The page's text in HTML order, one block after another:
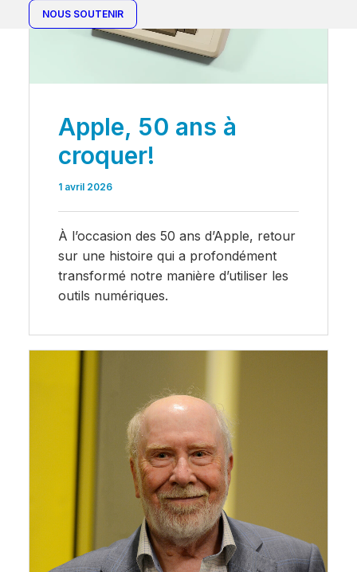
NOUS SOUTENIR
Apple, 50 ans à
croquer!
1 avril 2026
À l’occasion des 50 ans d’Apple, retour
sur une histoire qui a profondément
transformé notre manière d’utiliser les
outils numériques.